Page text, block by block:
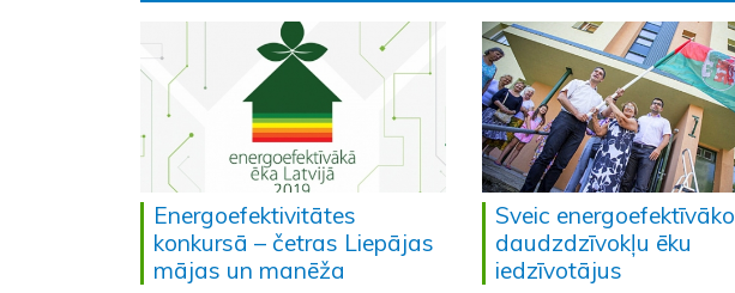
Energoefektivitātes
konkursā – četras Liepājas
mājas un manēža
Sveic energoefektīvāko
daudzdzīvokļu ēku
iedzīvotājus